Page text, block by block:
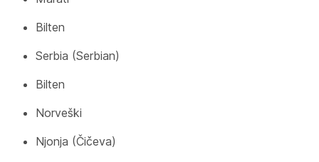
Bilten
Serbia (Serbian)
Bilten
Norveški
Njonja (Čičeva)